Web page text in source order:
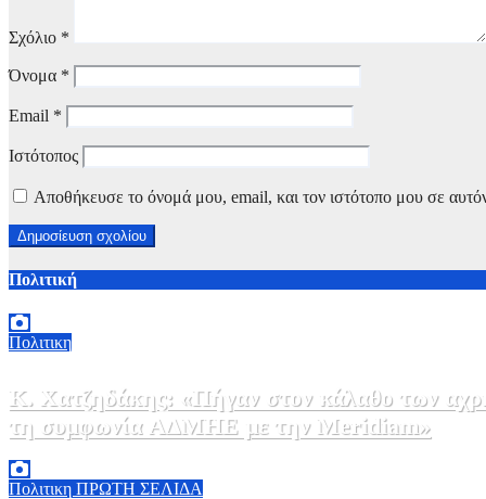
Σχόλιο *
Όνομα *
Email *
Ιστότοπος
Αποθήκευσε το όνομά μου, email, και τον ιστότοπο μου σε
Πολιτική
Πολιτικη
Κ. Χατζηδάκης: «Πήγαν στον κάλαθο των
τη συμφωνία ΑΔΜΗΕ με την Meridiam»
Πολιτικη ΠΡΩΤΗ ΣΕΛΙΔΑ